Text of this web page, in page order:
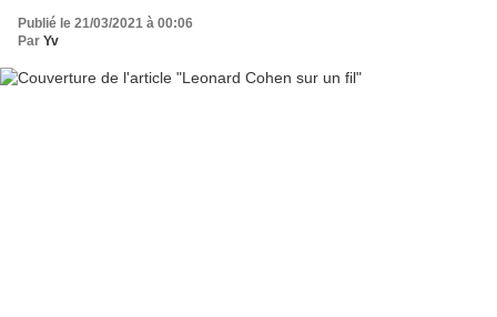
Publié le 21/03/2021 à 00:06
Par Yv